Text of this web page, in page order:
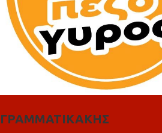
ΓΡΑΜΜΑΤΙΚΑΚΗΣ